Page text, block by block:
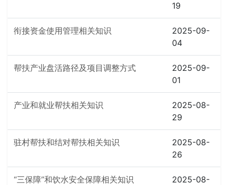
19
衔接资金使用管理相关知识
2025-09-
04
帮扶产业盘活路径及项目调整方式
2025-09-
01
产业和就业帮扶相关知识
2025-08-
29
驻村帮扶和结对帮扶相关知识
2025-08-
26
“三保障”和饮水安全保障相关知识
2025-08-